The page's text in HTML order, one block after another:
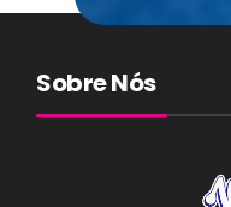
Sobre Nós